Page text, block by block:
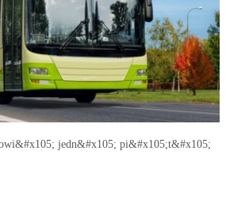
jedn&#x105; pi&#x105;t&#x105;